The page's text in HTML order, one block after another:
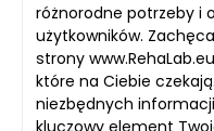
różnorodne potrzeby i
użytkowników.
strony
które na Ciebie
niezbędnych
kluczowy element